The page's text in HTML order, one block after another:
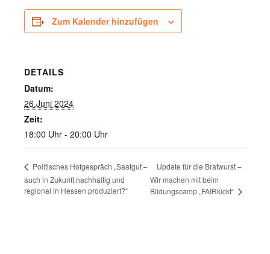
Zum Kalender hinzufügen
DETAILS
Datum:
26.Juni 2024
Zeit:
18:00 Uhr - 20:00 Uhr
Politisches Hofgespräch „Saatgut –
auch in Zukunft nachhaltig und
regional in Hessen produziert?“
Update für die Bratwurst –
Wir machen mit beim
Bildungscamp „FAIRkickt“